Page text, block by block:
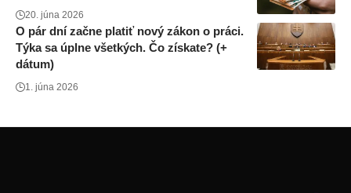
20. júna 2026
O pár dní začne platiť nový zákon o práci.
Týka sa úplne všetkých. Čo získate? (+
dátum)
1. júna 2026